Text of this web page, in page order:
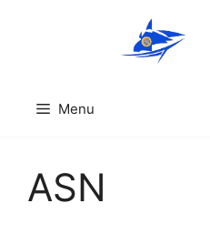
Menu
ASN